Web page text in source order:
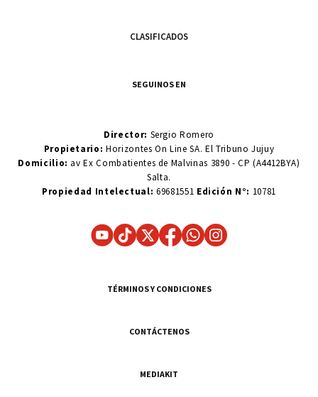
CLASIFICADOS
SEGUINOS EN
Director: Sergio Romero
Propietario:Horizontes On Line SA. El Tribuno Jujuy
Domicilio: av Ex Combatientes de Malvinas 3890 - CP (A4412BYA)
Salta.
Propiedad Intelectual: 69681551 Edición N°: 10781
TÉRMINOS Y CONDICIONES
CONTÁCTENOS
MEDIAKIT